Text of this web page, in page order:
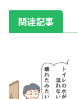
関連記事